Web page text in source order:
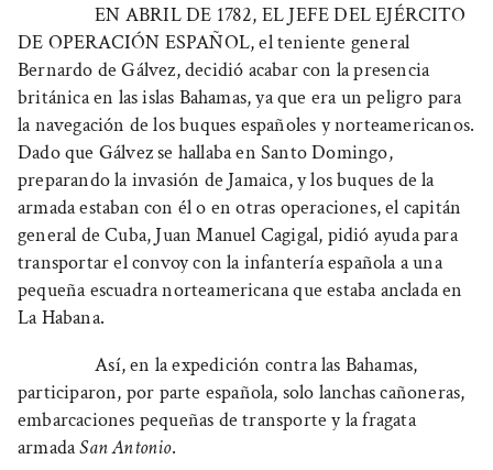
EN ABRIL DE 1782, EL JEFE DEL EJÉRCITO
DE OPERACIÓN ESPAÑOL, el teniente general
Bernardo de Gálvez, decidió acabar con la presencia
británica en las islas Bahamas, ya que era un peligro para
la navegación de los buques españoles y norteamericanos.
Dado que Gálvez se hallaba en Santo Domingo,
preparando la invasión de Jamaica, y los buques de la
armada estaban con él o en otras operaciones, el capitán
general de Cuba, Juan Manuel Cagigal, pidió ayuda para
transportar el convoy con la infantería española a una
pequeña escuadra norteamericana que estaba anclada en
La Habana.
Así, en la expedición contra las Bahamas,
participaron, por parte española, solo lanchas cañoneras,
embarcaciones pequeñas de transporte y la fragata
armadaSan Antonio.